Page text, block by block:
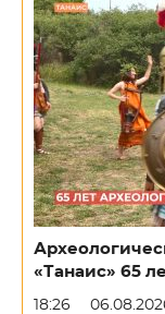
«Танаис» 65
18:26